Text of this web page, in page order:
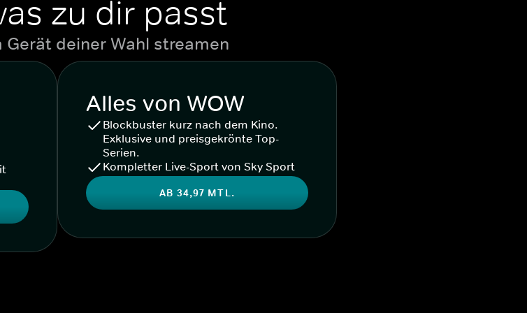
zu dir passt
Gerät deiner Wahl streamen
Alles von WOW
Blockbuster kurz nach dem Kino.
Exklusive und preisgekrönte Top-
Serien.
Kompletter Live-Sport von Sky Sport
AB 34,97 MTL.